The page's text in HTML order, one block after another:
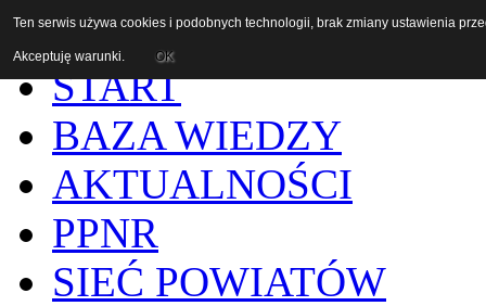
START
BAZA WIEDZY
AKTUALNOŚCI
PPNR
SIEĆ POWIATÓW
Ten serwis używa cookies i podobnych technologii, brak zmiany ustawienia
Akceptuję warunki. OK